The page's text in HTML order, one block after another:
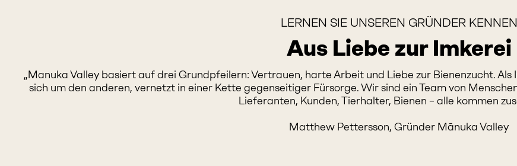
LERNEN SIE UNSEREN GRÜNDER KENNEN
Aus Liebe zur Imkerei
„Manuka Valley basiert auf drei Grundpfeilern: Vertrauen, harte Arbeit und Liebe zur Bienenzucht.
sich um den anderen, vernetzt in einer Kette gegenseitiger Fürsorge. Wir sind ein Team von
Lieferanten, Kunden, Tierhalter, Bienen – alle kommen
Matthew Pettersson, Gründer Mānuka Valley